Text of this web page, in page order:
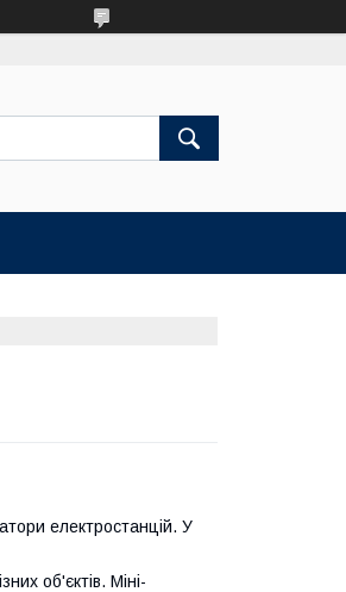
електростанцій. У
об'єктів. Міні-